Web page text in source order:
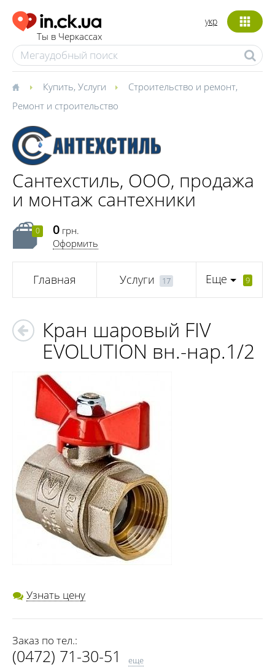
Ты в Черкассах
укр
Купить, Услуги Строительство и ремонт,
Ремонт и строительство
Сантехстиль, ООО, продажа
и монтаж сантехники
0 0 грн.
Оформить
Главная Услуги 17 Еще 9
Кран шаровый FIV
EVOLUTION вн.-нар.1/2
Узнать цену
Заказ по тел.:
(0472) 71-30-51
еще